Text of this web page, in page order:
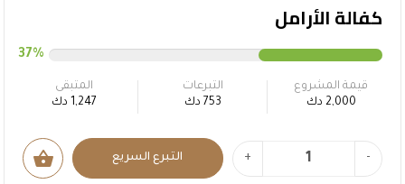
كفالة الأرامل
37%
قيمة المشروع
2,000 دك
التبرعات
753 دك
المتبقى
1,247 دك
-
+ التبرع السريع shopping_basket